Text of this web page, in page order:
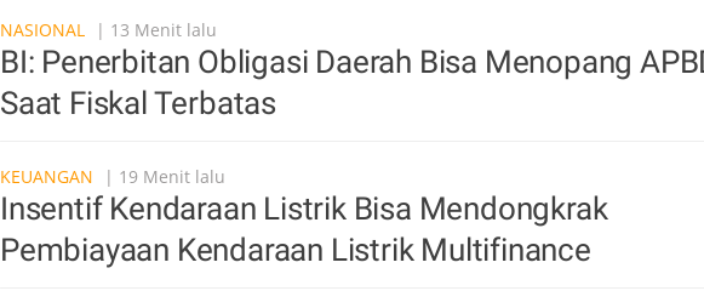
NASIONAL
| 13 Menit lalu
BI: Penerbitan Obligasi Daerah Bisa Menopang
Saat Fiskal Terbatas
KEUANGAN | 19 Menit lalu
Insentif Kendaraan Listrik Bisa Mendongkrak
Pembiayaan Kendaraan Listrik Multifinance